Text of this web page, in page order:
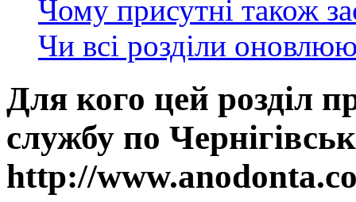
Чому присутні також
Чи всі розділи
Для кого цей розділ
службу по
http://